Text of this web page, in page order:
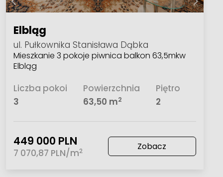
Elbląg
ul. Pułkownika Stanisława Dąbka
Mieszkanie 3 pokoje piwnica balkon 63,5mkw
Elbląg
Liczba pokoi
3
Powierzchnia
63,50 m2
Piętro
2
449 000 PLN
7 070,87 PLN/m2 Zobacz